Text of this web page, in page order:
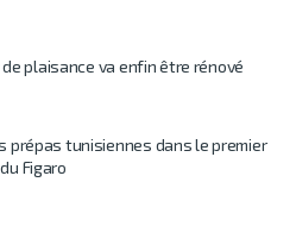
de plaisance va enfin être rénové
prépas tunisiennes dans le premier
Figaro